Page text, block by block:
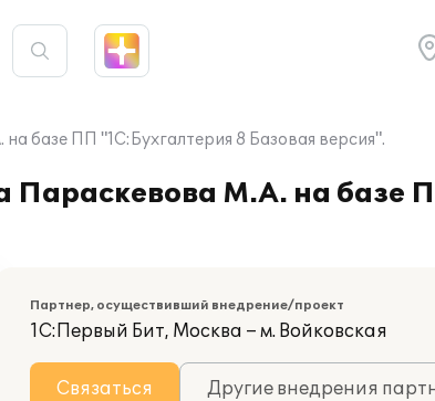
базе ПП "1С:Бухгалтерия 8 Базовая версия".
Параскевова М.А. на базе
Партнер, осуществивший внедрение/проект
1С:Первый Бит, Москва – м. Войковская
Связаться Другие внедрения